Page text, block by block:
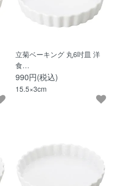
立菊ベーキング 丸6吋皿 洋
食…
990円(税込)
15.5×3cm